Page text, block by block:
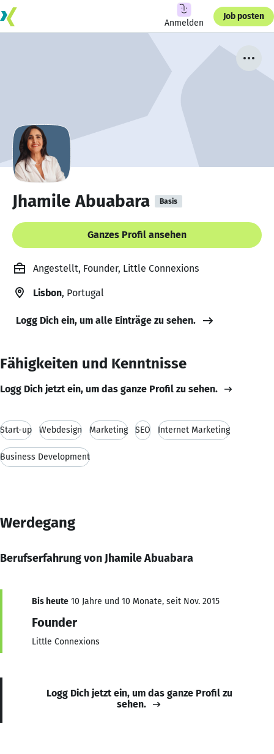
Anmelden
Job posten
Jhamile Abuabara Basis
Ganzes Profil ansehen
Angestellt, Founder, Little Connexions
Lisbon, Portugal
Logg Dich ein, um alle Einträge zu sehen.
Fähigkeiten und Kenntnisse
Logg Dich jetzt ein, um das ganze Profil zu sehen.
Start-up Webdesign Marketing SEO Internet Marketing
Business Development
Werdegang
Berufserfahrung von Jhamile Abuabara
Bis heute 10 Jahre und 10 Monate, seit Nov. 2015
Founder
Little Connexions
Logg Dich jetzt ein, um das ganze Profil zu
sehen.